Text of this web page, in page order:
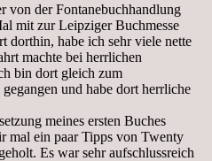
von der Fontanebuchhandlung
mit zur Leipziger Buchmesse
dorthin, habe ich sehr viele nette
machte bei herrlichen
bin dort gleich zum
und habe dort herrliche
meines ersten Buches
mal ein paar Tipps von Twenty
Es war sehr aufschlussreich